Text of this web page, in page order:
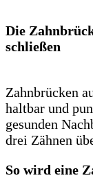
Die
schließen
Zahnbrücken
haltbar und
gesunden
drei Zähnen
So wird eine